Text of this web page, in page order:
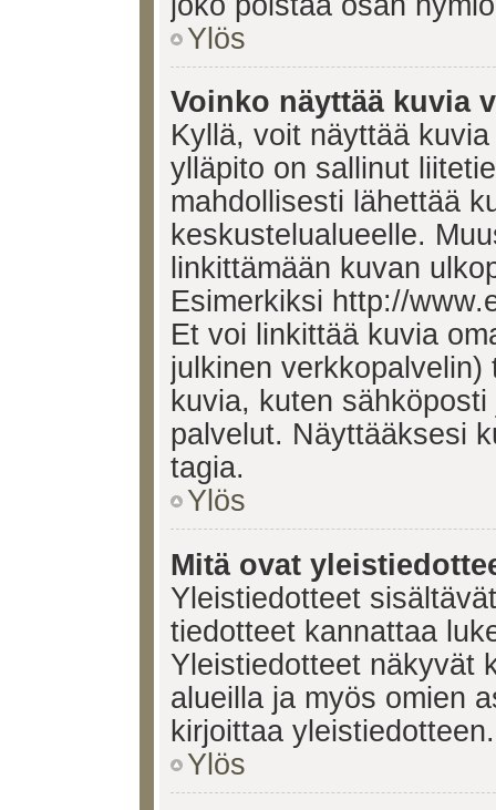
Ylös
Voinko näyttää kuvia
Kyllä, voit näyttää
ylläpito on sallinut
mahdollisesti lähettää
keskustelualueelle.
linkittämään kuvan
Esimerkiksi http://
Et voi linkittää kuvia
julkinen
kuvia, kuten
palvelut. Näyttääksesi
tagia.
Ylös
Mitä ovat
Yleistiedotteet
tiedotteet kannattaa
Yleistiedotteet näkyvät
alueilla ja myös omien
kirjoittaa
Ylös